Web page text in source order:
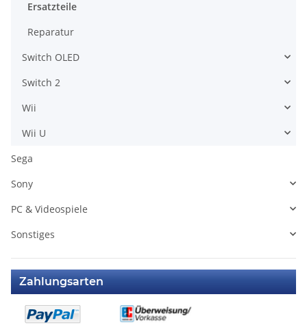
Ersatzteile
Reparatur
Switch OLED
Switch 2
Wii
Wii U
Sega
Sony
PC & Videospiele
Sonstiges
Zahlungsarten